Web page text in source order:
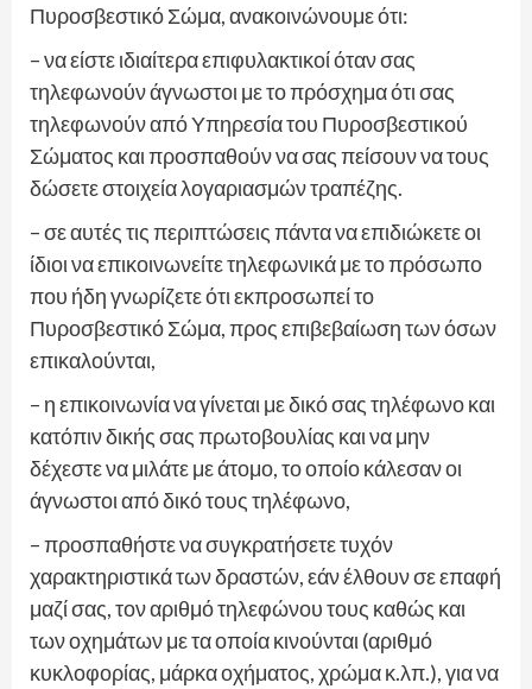
Πυροσβεστικό Σώμα, ανακοινώνουμε ότι:
– να είστε ιδιαίτερα επιφυλακτικοί όταν σας
τηλεφωνούν άγνωστοι με το πρόσχημα ότι σας
τηλεφωνούν από Υπηρεσία του Πυροσβεστικού
Σώματος και προσπαθούν να σας πείσουν να τους
δώσετε στοιχεία λογαριασμών τραπέζης.
– σε αυτές τις περιπτώσεις πάντα να επιδιώκετε οι
ίδιοι να επικοινωνείτε τηλεφωνικά με το πρόσωπο
που ήδη γνωρίζετε ότι εκπροσωπεί το
Πυροσβεστικό Σώμα, προς επιβεβαίωση των όσων
επικαλούνται,
– η επικοινωνία να γίνεται με δικό σας τηλέφωνο και
κατόπιν δικής σας πρωτοβουλίας και να μην
δέχεστε να μιλάτε με άτομο, το οποίο κάλεσαν οι
άγνωστοι από δικό τους τηλέφωνο,
– προσπαθήστε να συγκρατήσετε τυχόν
χαρακτηριστικά των δραστών, εάν έλθουν σε επαφή
μαζί σας, τον αριθμό τηλεφώνου τους καθώς και
των οχημάτων με τα οποία κινούνται (αριθμό
κυκλοφορίας, μάρκα οχήματος, χρώμα κ.λπ.), για να